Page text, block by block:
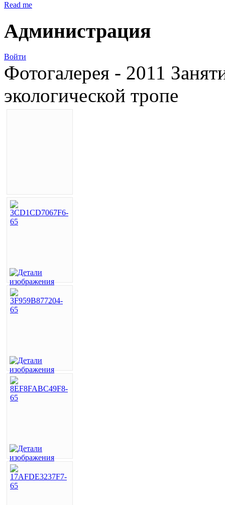
Read me
Администрация
Войти
Фотогалерея - 2011
экологической тропе